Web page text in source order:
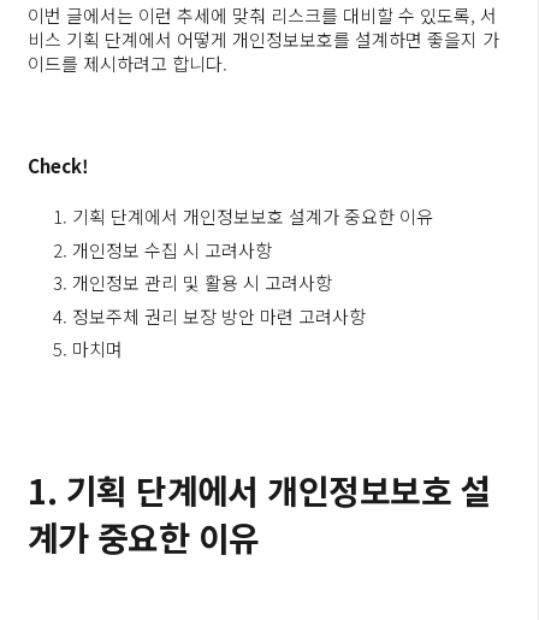
이번 글에서는 이런 추세에 맞춰 리스크를 대비할 수 있도록, 서
비스 기획 단계에서 어떻게 개인정보보호를 설계하면 좋을지 가
이드를 제시하려고 합니다.
Check!
기획 단계에서 개인정보보호 설계가 중요한 이유
개인정보 수집 시 고려사항
개인정보 관리 및 활용 시 고려사항
정보주체 권리 보장 방안 마련 고려사항
마치며
1. 기획 단계에서 개인정보보호 설
계가 중요한 이유